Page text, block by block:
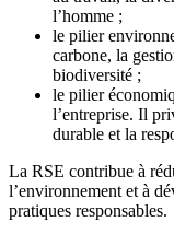
l’homme ;
le pilier
carbone, la
biodiversité ;
le pilier
l’entreprise. Il
durable et la
La RSE contribue à
l’environnement et à
pratiques responsables.